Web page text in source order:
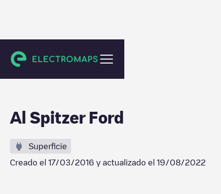
Cuyahoga Falls
Al Spitzer Ford
Superficie
Creado el 17/03/2016 y actualizado el 19/08/2022